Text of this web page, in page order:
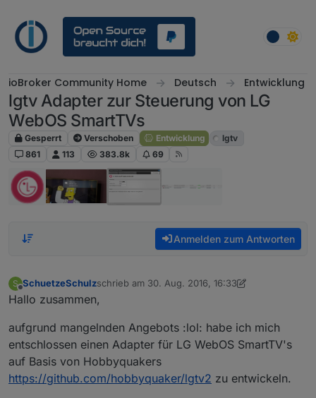
ioBroker Community Home Deutsch Entwicklung
lgtv Adapter zur Steuerung von LG
WebOS SmartTVs
Gesperrt Verschoben Entwicklung
lgtv
861
113 383.8k 69
Anmelden zum Antworten
S
Offline
SchuetzeSchulzschrieb am 30. Aug. 2016, 16:33
zuletzt editiert von Jey Cee
Hallo zusammen,
aufgrund mangelnden Angebots :lol: habe ich mich
entschlossen einen Adapter für LG WebOS SmartTV's
auf Basis von Hobbyquakers
https://github.com/hobbyquaker/lgtv2 zu entwickeln.